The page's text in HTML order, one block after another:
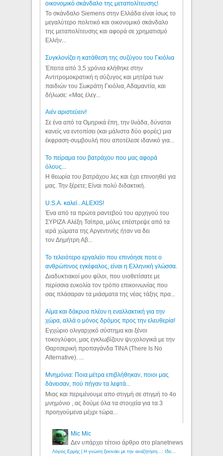
οικονομικό σκάνδαλο της μεταπολίτευσης!
Το σκάνδαλο Siemens στην Ελλάδα είναι ίσως το
μεγαλύτερο πολιτικό και οικονομικό σκάνδαλο
της μεταπολίτευσης και αφορά σε χρηματισμό
Ελλήν...
Συγκλονίζει η κατάθεση της συζύγου του Γκιόλια
Έπειτα από 3,5 χρόνια κλήθηκε στην
Αντιτρομοκρατική η σύζυγος και μητέρα των
παιδιών του Σωκράτη Γκιόλια, Αδαμαντία, και
δήλωσε: «Μας έλεγ...
Aιέν αριστεύειν!
Σε ένα από τα Ομηρικά έπη, την Ιλιάδα, δύναται
κανείς να εντοπίσει (και μάλιστα δύο φορές) μια
έκφραση-συμβουλή που αποτέλεσε ιδανικό για...
Το πείραμα του βατράχου που μας αφορά
όλους...
Η θεωρία του βατράχου λες και έχει επινοηθεί για
μας. Την ξέρετε; Είναι πολύ διδακτική.
U.S.A. καλεί...ALEXIS!
Ένα από τα πρώτα ραντεβού του αρχηγού του
ΣΥΡΙΖΑ Αλέξη Τσίπρα, μόλις επέστρεψε από τα
ιερά χώματα της Αργεντινής ήταν να δει
τον Δημήτρη Αβ...
Το τελειότερο εργαλείο που επινόησε ποτε ο
ανθρώπινος εγκέφαλος, είναι η Ελληνική γλώσσα.
Διαδυκτιακοί μου φίλοι, που υιοθετίσατε με
περίσσια ευκολία τον τρόπο επικοινωνίας που
σας πλάσαραν τα μιάσματα της νέας τάξης πρα...
Αίμα και δάκρυα πλέον η εναλλακτική για την
χώρα, αλλά ο μόνος δρόμος προς την ελευθερία!
Εγχώριο ολιγαρχικό σύστημα και ξένοι
τοκογλύφοι, μας εγκλωβίζουν ψυχολογικά με την
Θαρτσερική προπαγάνδα TINA (There Is No
Alternative). ...
Μνημόνια: Ποια μέτρα επιβλήθηκαν, ποιοι μας
δάνεισαν, πού πήγαν τα λεφτά...
Μιας και περιμένουμε απο στιγμή σε στιγμή το 4ο
μνημόνιο , ας δούμε όλα τα στοιχεία για τα 3
προηγούμενα μέχρι τώρα...
Mic Mic
Δεν υπάρχει τέτοιο άρθρο στο planetnews